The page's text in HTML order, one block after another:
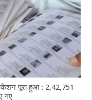
पूरा हुआ : 2,42,751
गए